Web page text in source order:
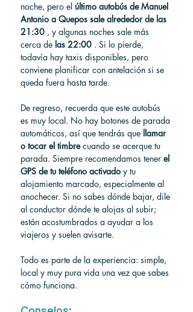
noche, pero el último autobús de Manuel
Antonio a Quepos sale alrededor de las
21:30 , y algunas noches sale más
cerca de las 22:00 . Si lo pierde,
todavía hay taxis disponibles, pero
conviene planificar con antelación si se
queda fuera hasta tarde.
De regreso, recuerda que este autobús
es muy local. No hay botones de parada
automáticos, así que tendrás que llamar
o tocar el timbre cuando se acerque tu
parada. Siempre recomendamos tener el
GPS de tu teléfono activado y tu
alojamiento marcado, especialmente al
anochecer. Si no sabes dónde bajar, dile
al conductor dónde te alojas al subir;
están acostumbrados a ayudar a los
viajeros y suelen avisarte.
Todo es parte de la experiencia: simple,
local y muy pura vida una vez que sabes
cómo funciona.